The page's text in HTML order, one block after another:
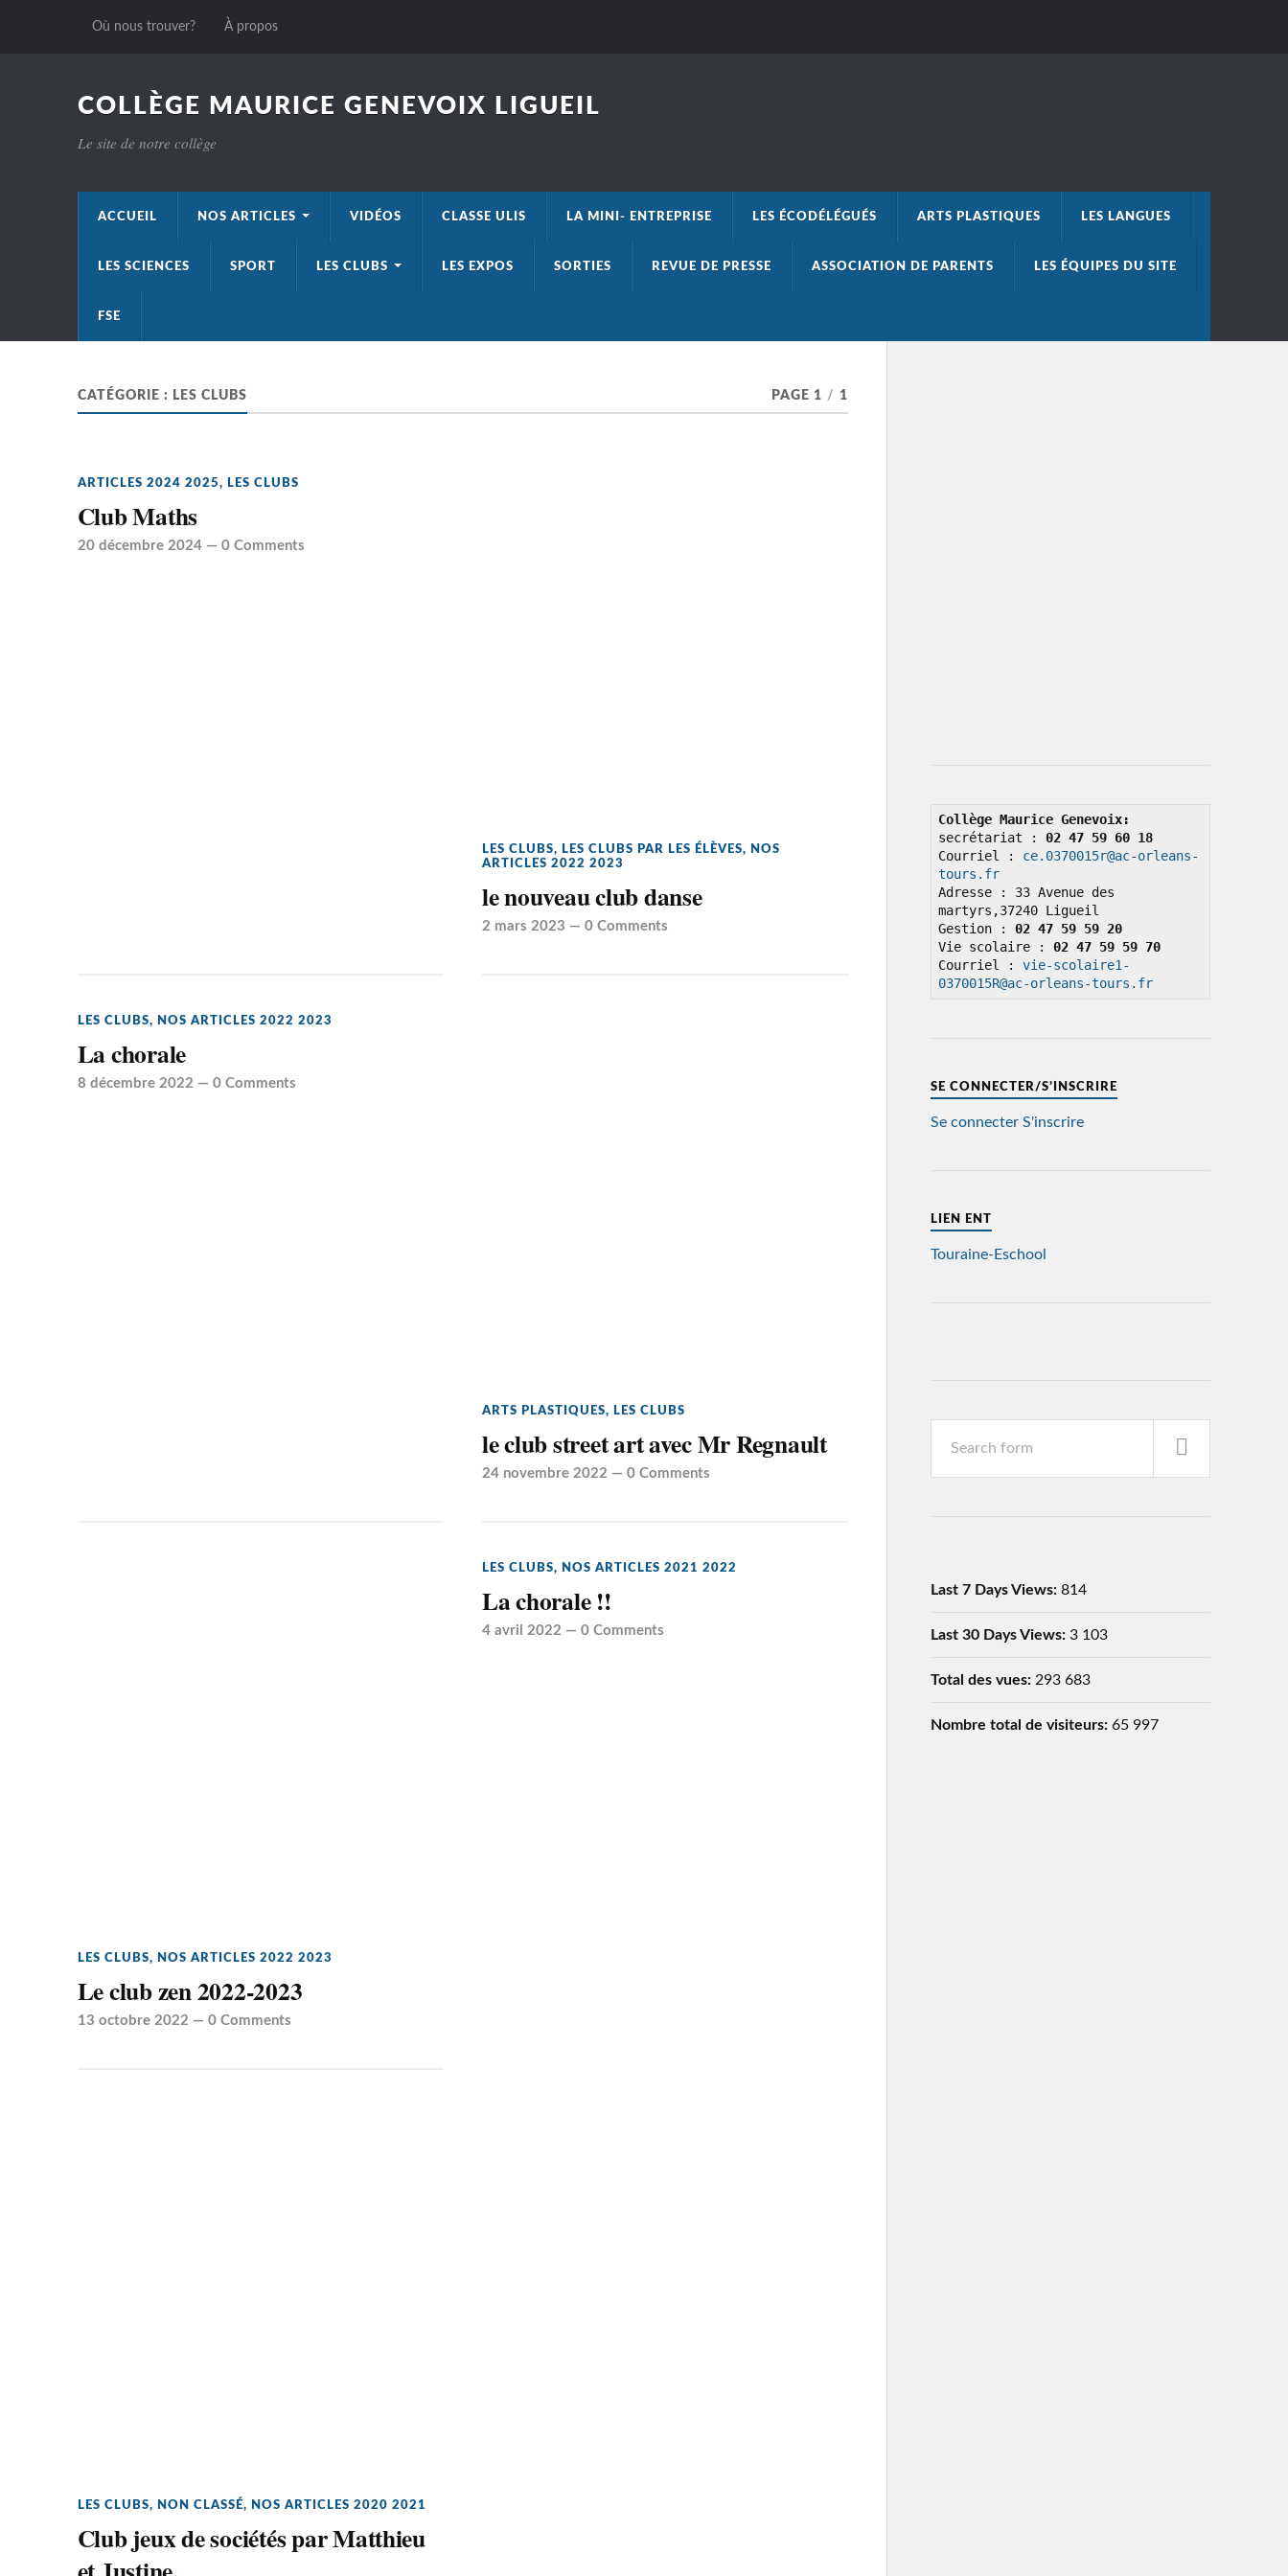
Où nous trouver? À propos
COLLÈGE MAURICE GENEVOIX LIGUEIL
Le site de notre collège
ACCUEIL NOS ARTICLES VIDÉOS CLASSE ULIS LA MINI- ENTREPRISE LES ÉCODÉLÉGUÉS ARTS PLASTIQUES LES LANGUES
LES SCIENCES SPORT LES CLUBS LES EXPOS SORTIES REVUE DE PRESSE ASSOCIATION DE PARENTS LES ÉQUIPES DU SITE
FSE
CATÉGORIE : LES CLUBS PAGE 1 / 1
ARTICLES 2024 2025, LES CLUBS
Club Maths
20 décembre 2024— 0 Comments
LES CLUBS, LES CLUBS PAR LES ÉLÈVES, NOS
ARTICLES 2022 2023
le nouveau club danse
2 mars 2023 — 0 Comments
LES CLUBS, NOS ARTICLES 2022 2023
La chorale
8 décembre 2022 — 0 Comments
ARTS PLASTIQUES, LES CLUBS
le club street art avec Mr Regnault
24 novembre 2022 — 0 Comments
LES CLUBS, NOS ARTICLES 2022 2023
Le club zen 2022-2023
13 octobre 2022 — 0 Comments
LES CLUBS, NOS ARTICLES 2021 2022
La chorale !!
4 avril 2022 — 0 Comments
LES CLUBS, NON CLASSÉ, NOS ARTICLES 2020 2021
Club jeux de sociétés par Matthieu
Collège Maurice Genevoix:
secrétariat : 02 47 59 60 18
Courriel : ce.0370015r@ac-orleans-
tours.fr
Adresse : 33 Avenue des
martyrs,37240 Ligueil
Gestion : 02 47 59 59 20
Vie scolaire : 02 47 59 59 70
Courriel : vie-scolaire1-
0370015R@ac-orleans-tours.fr
SE CONNECTER/S’INSCRIRE
Se connecter S'inscrire
LIEN ENT
Touraine-Eschool
Last 7 Days Views: 814
Last 30 Days Views: 3 103
Total des vues: 293 683
Nombre total de visiteurs: 65 997